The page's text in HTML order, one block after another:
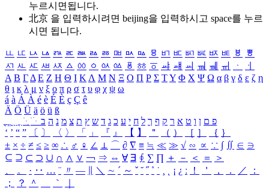
누르시면됩니다.
北京 을 입력하시려면 beijing을 입력하시고 space를 누르
시면 됩니다.
ㅥ ㅦ ㅧ ㅨ ㅩ ㅪ ㅫ ㅬ ㅭ ㅮ ㅯ ㅰ ㅱ ㅲ ㅳ ㅴ ㅵ ㅶ ㅷ ㅸ
ㅹ
ㅺ ㅻ ㅼ ㅽ ㅾ ㅿ ㆀ ㆁ ㆂ ㆃ ㆄ ㆅ ㆆ ㆇ ㆈ ㆉ ㆊ ㆋ ㆌ ㆍ
ㆎ
Α Β ΓΔ Ε Ζ Η Θ Ι ΚΛ Μ Ν Ξ Ο Π Ρ Σ ΤΥ Φ Χ Ψ Ω α β γ δ ε ζ η
θ ι κ λ μ ν ξ ο π ρ σ τ υ φ χ ψ ω
á à Á À é è É È ç Ç ê
Ä Ö Ü ä ö ü ß
ִֶֹ ֻּ ׁׂ פ ם ן ו ט א ר ק ף ך ל ח י ע כ ג ד ש ץ ת צ מ נ ה ב
‘ ’ “ ” 〔 〕 〈 〉 「 」 『 』 【 】 ＂ （ ） ［ ］ ｛ ｝
± × ÷ ≠ ≤ ≥ ∞ ∴ ♂ ♀ ∠ ⊥ ⌒ ∂ ∇ ≡ ≒ ≪ ≫ √ ∽ ∝ ∵ ∫ ∬ ∈ ∋
⊆ ⊇ ⊂ ⊃ ∪ ∩ ∧ ∨ ￢ ⇒ ⇔ ∀ ∃ ∮ ∑ ∏ ＋ － ＜ ＝
＞
、
。 · ‥ … ¨ 〃 ― ＼ ∼ ´ ～ ˇ ˘ ˝ ˚ ˙ ¸ ¡ ¿ ː ！ ＇ ， ． ／
：
；
？ ＾ ｀